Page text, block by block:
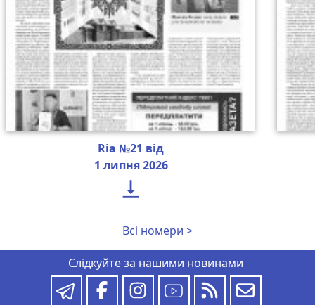
Ria №21 від
1 липня 2026

Всі номери >
Слідкуйте за нашими новинами